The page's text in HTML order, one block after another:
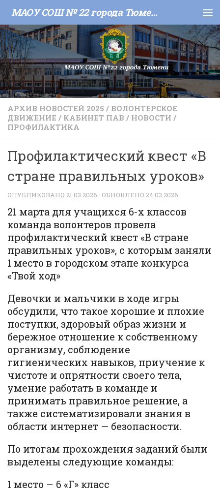
Skip to content МАОУ СОШ № 22 города Тюмени
АРХИВ НОВОСТЕЙ 2025 / ВОЛОНТЕРСКОЕ
ДВИЖЕНИЕ / КАБИНЕТ ПАВ / НОВОСТИ /
ПРОФИЛАКТИКА
Профилактический квест «В
стране правильных уроков»
ОПУБЛИКОВАНО 21.03.2026 · ОБНОВЛЕНО 24.03.2026
21 марта для учащихся 6-х классов
команда волонтеров провела
профилактический квест «В стране
правильных уроков», с которым заняли
1 место в городском этапе конкурса
«Твой ход»
Девочки и мальчики в ходе игры
обсудили, что такое хорошие и плохие
поступки, здоровый образ жизни и
бережное отношение к собственному
организму, соблюдение
гигиенических навыков, приучение к
чистоте и опрятности своего тела,
умение работать в команде и
принимать правильное решение, а
также систематизировали знания в
области интернет — безопасности.
По итогам прохождения заданий были
выделены следующие команды:
1 место – 6 «Г» класс